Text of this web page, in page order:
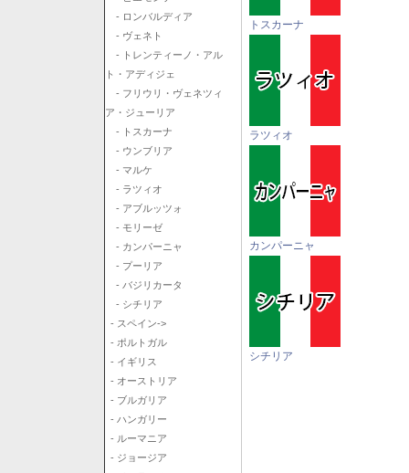
- ロンバルディア
- ヴェネト
- トレンティーノ・アル
ト・アディジェ
- フリウリ・ヴェネツィ
ア・ジューリア
- トスカーナ
- ウンブリア
- マルケ
- ラツィオ
- アブルッツォ
- モリーゼ
- カンパーニャ
- プーリア
- バジリカータ
- シチリア
- スペイン->
- ポルトガル
- イギリス
- オーストリア
- ブルガリア
- ハンガリー
- ルーマニア
- ジョージア
トスカーナ
ラツィオ
カンパーニャ
シチリア